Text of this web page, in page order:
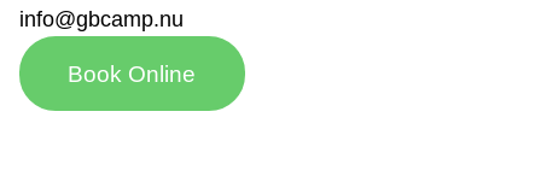
info@gbcamp.nu
Book Online